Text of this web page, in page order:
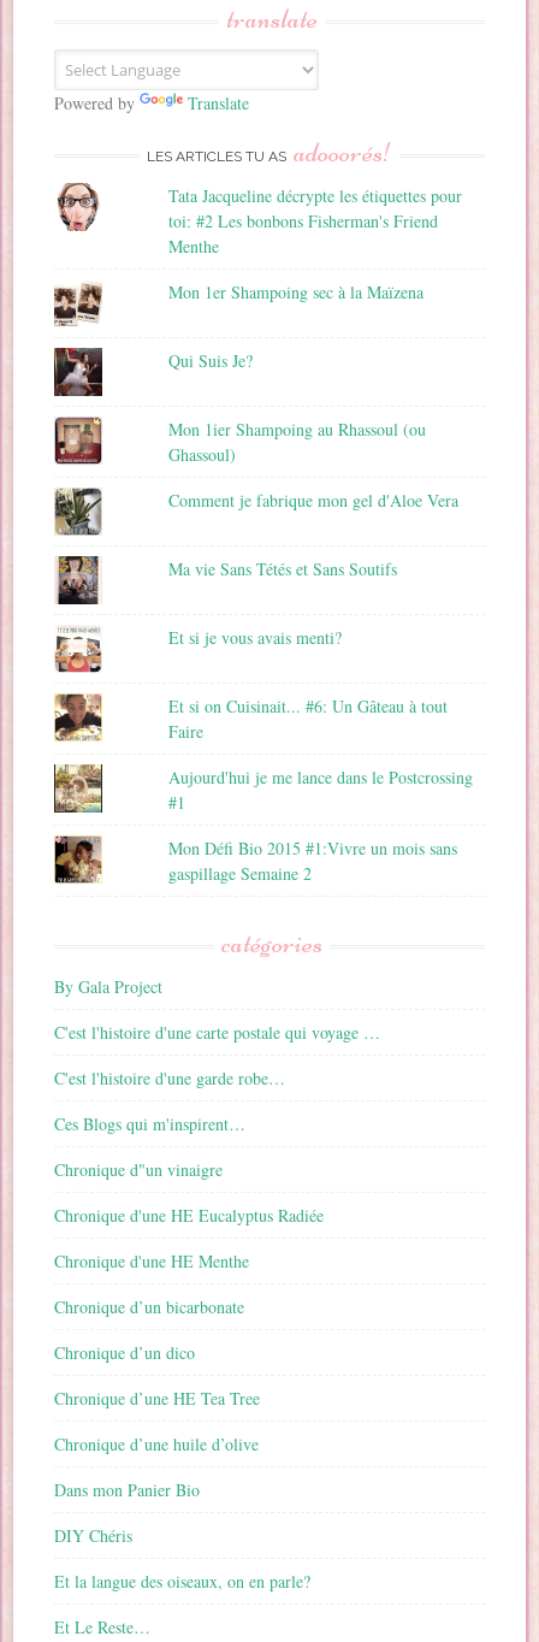
E
m
a
translate
Powered by Translate
LES ARTICLES TU AS adooorés!
Tata Jacqueline décrypte les étiquettes pour
toi: #2 Les bonbons Fisherman's Friend
Menthe
Mon 1er Shampoing sec à la Maïzena
Qui Suis Je?
Mon 1ier Shampoing au Rhassoul (ou
Ghassoul)
Comment je fabrique mon gel d'Aloe Vera
Ma vie Sans Tétés et Sans Soutifs
Et si je vous avais menti?
Et si on Cuisinait... #6: Un Gâteau à tout
Faire
Aujourd'hui je me lance dans le Postcrossing
#1
Mon Défi Bio 2015 #1:Vivre un mois sans
gaspillage Semaine 2
catégories
By Gala Project
C'est l'histoire d'une carte postale qui voyage …
C'est l'histoire d'une garde robe…
Ces Blogs qui m'inspirent…
Chronique d"un vinaigre
Chronique d'une HE Eucalyptus Radiée
Chronique d'une HE Menthe
Chronique d’un bicarbonate
Chronique d’un dico
Chronique d’une HE Tea Tree
Chronique d’une huile d’olive
Dans mon Panier Bio
DIY Chéris
Et la langue des oiseaux, on en parle?
Et Le Reste…